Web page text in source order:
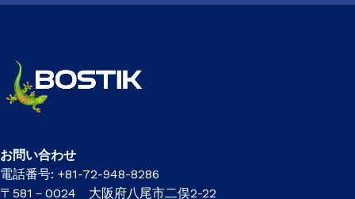
お問い合わせ
電話番号: +81-72-948-8286
〒581－0024 大阪府八尾市二俣2-22